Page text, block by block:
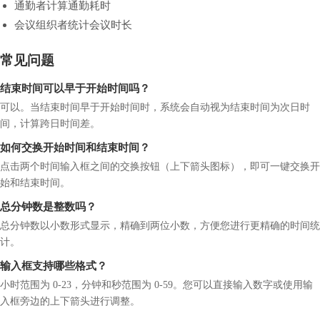
通勤者计算通勤耗时
会议组织者统计会议时长
常见问题
结束时间可以早于开始时间吗？
可以。当结束时间早于开始时间时，系统会自动视为结束时间为次日时
间，计算跨日时间差。
如何交换开始时间和结束时间？
点击两个时间输入框之间的交换按钮（上下箭头图标），即可一键交换开
始和结束时间。
总分钟数是整数吗？
总分钟数以小数形式显示，精确到两位小数，方便您进行更精确的时间统
计。
输入框支持哪些格式？
小时范围为 0-23，分钟和秒范围为 0-59。您可以直接输入数字或使用输
入框旁边的上下箭头进行调整。